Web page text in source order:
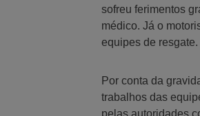
sofreu ferimentos
médico. Já o
equipes de resgate.
Por conta da
trabalhos das